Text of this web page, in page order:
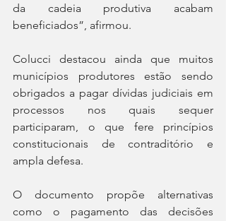
da cadeia produtiva acabam
beneficiados”, afirmou.
Colucci destacou ainda que muitos
municípios produtores estão sendo
obrigados a pagar dívidas judiciais em
processos nos quais sequer
participaram, o que fere princípios
constitucionais de contraditório e
ampla defesa.
O documento propõe alternativas
como o pagamento das decisões